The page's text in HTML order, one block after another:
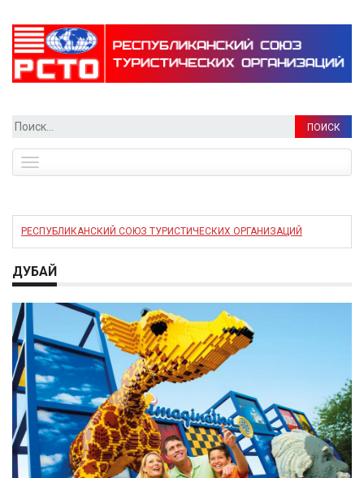
Найти:
navigation
РЕСПУБЛИКАНСКИЙ СОЮЗ ТУРИСТИЧЕСКИХ ОРГАНИЗАЦИЙ
ДУБАЙ